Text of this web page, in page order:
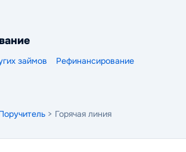
займов Рефинансирование
> Горячая линия